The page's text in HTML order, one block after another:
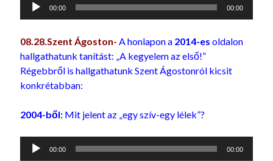
00:00 00:00
08.28.Szent Ágoston- A honlapon a 2014-es oldalon
hallgathatunk tanítást: „A kegyelem az első!”
Régebbről is hallgathatunk Szent Ágostonról kicsit
konkrétabban:
2004-ből: Mit jelent az „egy szív-egy lélek”?
Audió
00:00 00:00